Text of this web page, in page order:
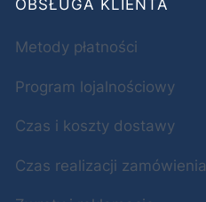
OBSŁUGA KLIENTA
Metody płatności
Program lojalnościowy
Czas i koszty dostawy
Czas realizacji zamówienia